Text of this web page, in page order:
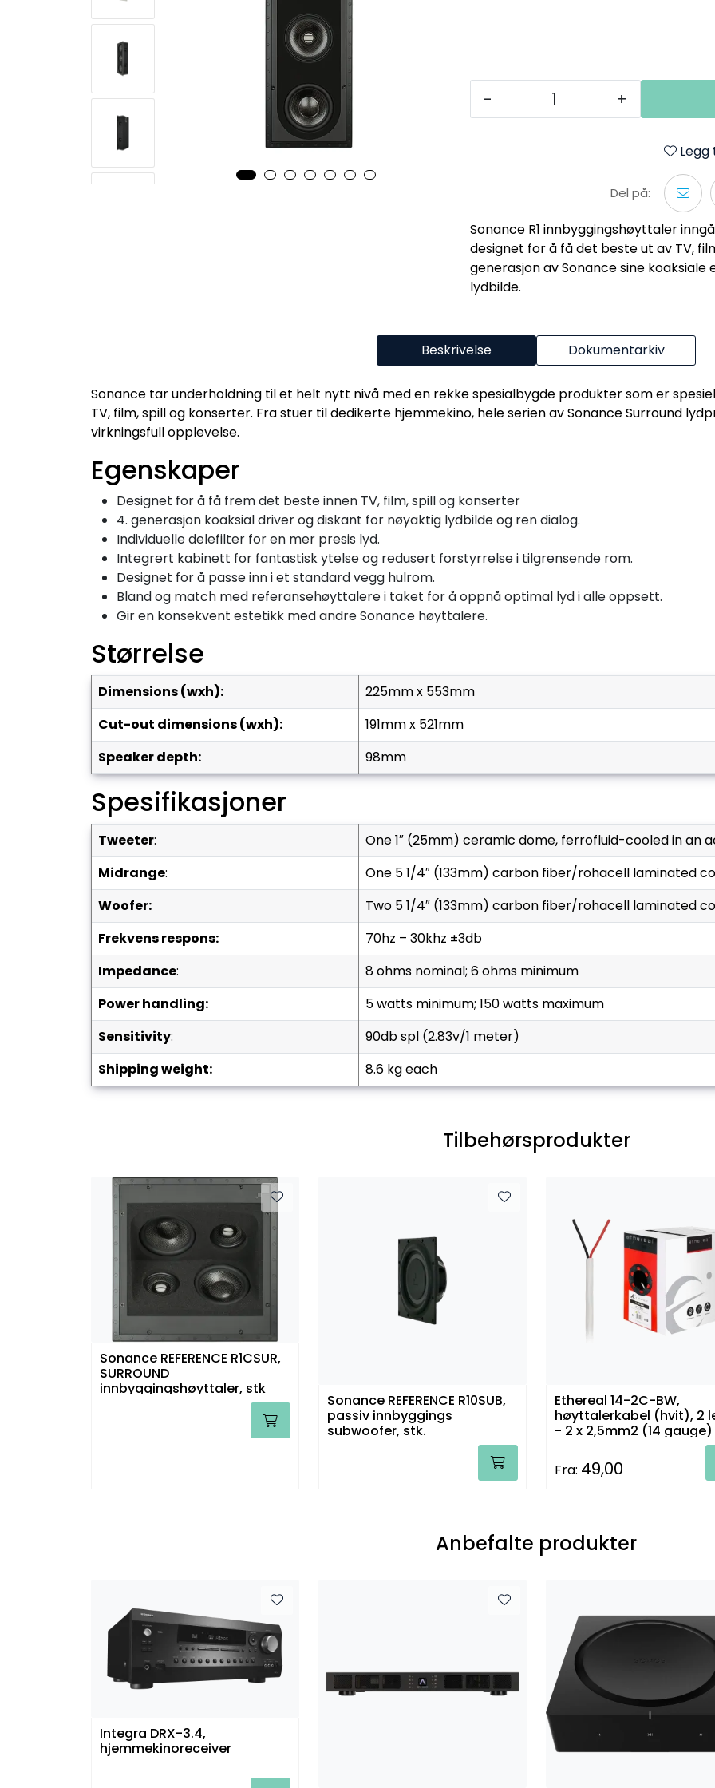
- +
Del på:
Sonance R1 innbyggingshøyttaler
designet for å få det beste ut av TV,
generasjon av Sonance sine
lydbilde.
Beskrivelse Dokumentarkiv
Sonance tar underholdning til et helt nytt nivå med en rekke spesialbygde produkter som er
TV, film, spill og konserter. Fra stuer til dedikerte hjemmekino, hele serien av Sonance Surround
virkningsfull opplevelse.
Egenskaper
Designet for å få frem det beste innen TV, film, spill og konserter
4. generasjon koaksial driver og diskant for nøyaktig lydbilde og ren dialog.
Individuelle delefilter for en mer presis lyd.
Integrert kabinett for fantastisk ytelse og redusert forstyrrelse i tilgrensende rom.
Designet for å passe inn i et standard vegg hulrom.
Bland og match med referansehøyttalere i taket for å oppnå optimal lyd i alle oppsett.
Gir en konsekvent estetikk med andre Sonance høyttalere.
Størrelse
dimensions (wxh):
225mm x 553mm
cut-out dimensions (wxh):
191mm x 521mm
speaker depth:
98mm
Spesifikasjoner
tweeter:
one 1″ (25mm) ceramic dome, ferrofluid-cooled in an
midrange:
one 5 1/4″ (133mm) carbon fiber/rohacell laminated
woofer:
two 5 1/4″ (133mm) carbon fiber/rohacell laminated
frekvens respons:
70hz – 30khz ±3db
impedance:
8 ohms nominal; 6 ohms minimum
power handling:
5 watts minimum; 150 watts maximum
sensitivity:
90db spl (2.83v/1 meter)
shipping weight:
8.6 kg each
Tilbehørsprodukter
Sonance REFERENCE R1CSUR,
SURROUND
innbyggingshøyttaler, stk
Sonance REFERENCE R10SUB,
passiv innbyggings
subwoofer, stk.
Ethereal 14-2C-BW,
høyttalerkabel (hvit), 2
- 2 x 2,5mm2 (14 gauge)
Fra: 49,00
Anbefalte produkter
Integra DRX-3.4,
hjemmekinoreceiver